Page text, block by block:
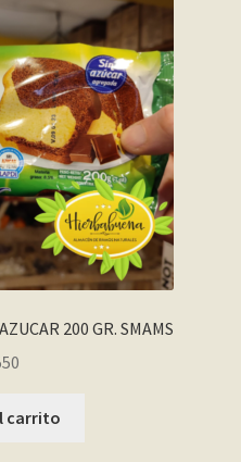
200 GR. SMAMS
carrito